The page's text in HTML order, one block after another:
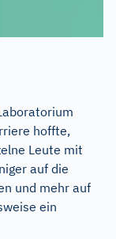
hoffte,
Leute mit
auf die
und mehr auf
ein